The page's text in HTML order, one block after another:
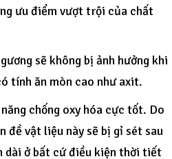
ưu điểm vượt trội của chất
sẽ không bị ảnh hưởng khi
tính ăn mòn cao như axit.
chống oxy hóa cực tốt. Do
đề vật liệu này sẽ bị gỉ sét sau
dài ở bất cứ điều kiện thời tiết